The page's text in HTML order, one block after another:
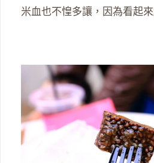
米血也不惶多讓，因為看起